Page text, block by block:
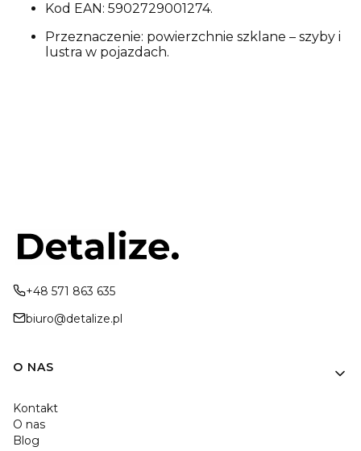
Kod EAN: 5902729001274.
Przeznaczenie: powierzchnie szklane – szyby i
lustra w pojazdach.
+48 571 863 635
biuro@detalize.pl
Linki w stopce
O NAS
Kontakt
O nas
Blog